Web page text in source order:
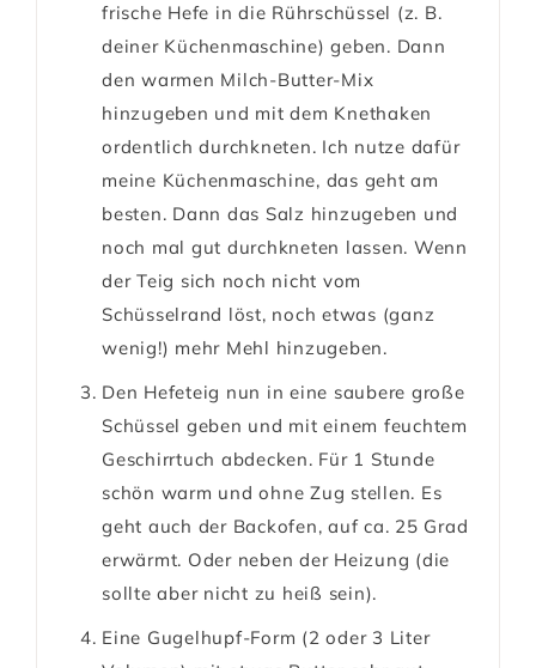
frische Hefe in die Rührschüssel (z. B.
deiner Küchenmaschine) geben. Dann
den warmen Milch-Butter-Mix
hinzugeben und mit dem Knethaken
ordentlich durchkneten. Ich nutze dafür
meine Küchenmaschine, das geht am
besten. Dann das Salz hinzugeben und
noch mal gut durchkneten lassen. Wenn
der Teig sich noch nicht vom
Schüsselrand löst, noch etwas (ganz
wenig!) mehr Mehl hinzugeben.
Den Hefeteig nun in eine saubere große
Schüssel geben und mit einem feuchtem
Geschirrtuch abdecken. Für 1 Stunde
schön warm und ohne Zug stellen. Es
geht auch der Backofen, auf ca. 25 Grad
erwärmt. Oder neben der Heizung (die
sollte aber nicht zu heiß sein).
Eine Gugelhupf-Form (2 oder 3 Liter